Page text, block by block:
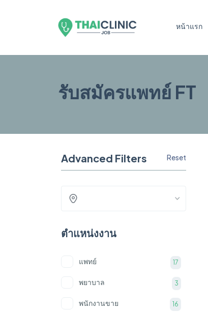
หน้าแรก
รับสมัครแพทย์ FT
Advanced Filters Reset
ตำแหน่งงาน
แพทย์ 17
พยาบาล 3
พนักงานขาย 16